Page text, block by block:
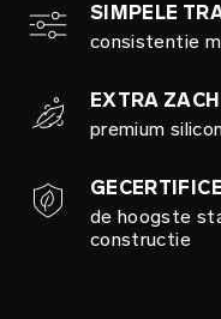
SIMPELE
consistentie
EXTRA
premium
de hoogste
constructie